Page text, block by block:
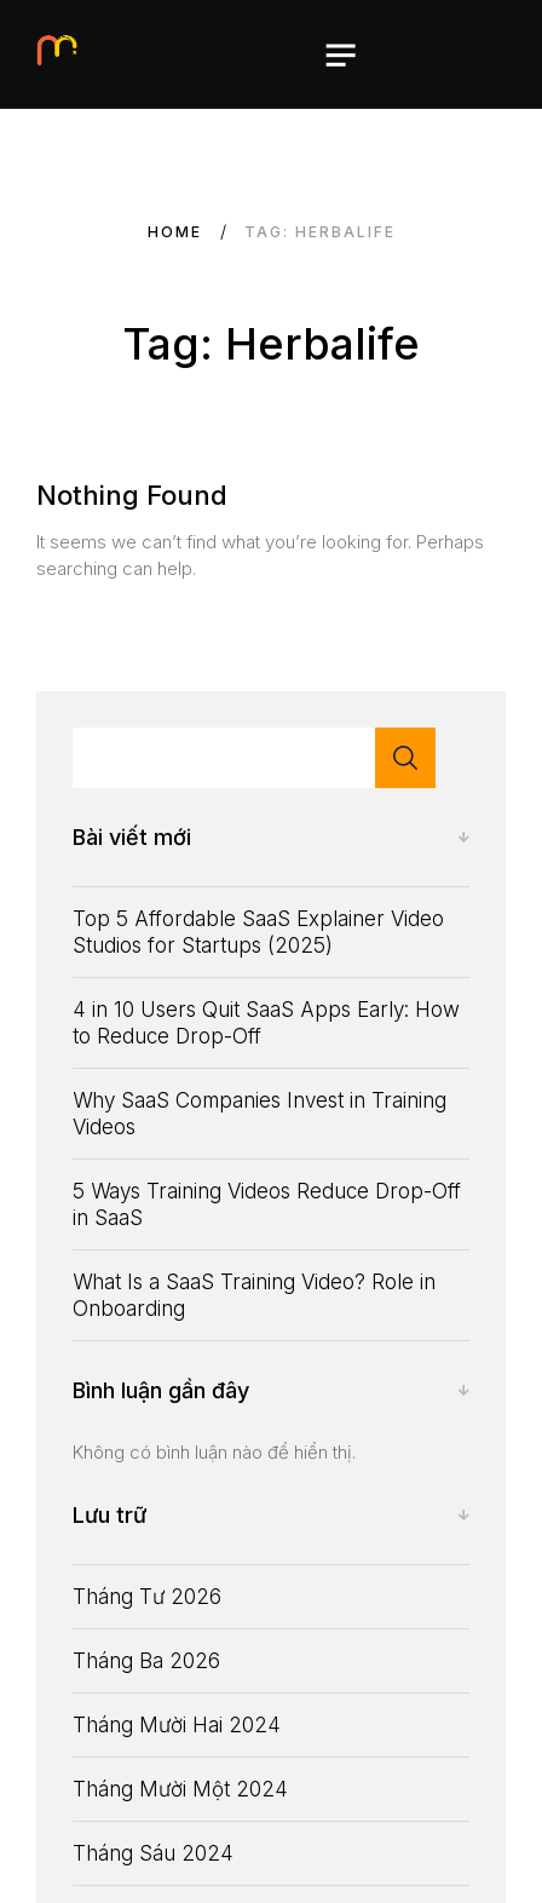
Service
HOME TAG: HERBALIFE
Tag: Herbalife
Nothing Found
It seems we can’t find what you’re looking for. Perhaps
searching can help.
Bài viết mới
Top 5 Affordable SaaS Explainer Video
Studios for Startups (2025)
4 in 10 Users Quit SaaS Apps Early: How
to Reduce Drop-Off
Why SaaS Companies Invest in Training
Videos
5 Ways Training Videos Reduce Drop-Off
in SaaS
What Is a SaaS Training Video? Role in
Onboarding
Bình luận gần đây
Không có bình luận nào để hiển thị.
Lưu trữ
Tháng Tư 2026
Tháng Ba 2026
Tháng Mười Hai 2024
Tháng Mười Một 2024
Tháng Sáu 2024